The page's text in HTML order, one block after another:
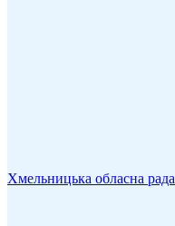
Хмельницька обласна рада